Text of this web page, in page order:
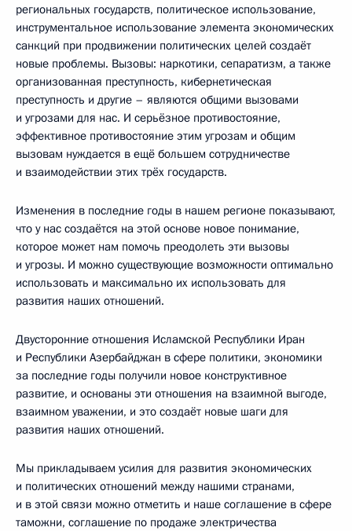
региональных государств, политическое использование,
инструментальное использование элемента экономических
санкций при продвижении политических целей создаёт
новые проблемы. Вызовы: наркотики, сепаратизм, а также
организованная преступность, кибернетическая
преступность и другие – являются общими вызовами
и угрозами для нас. И серьёзное противостояние,
эффективное противостояние этим угрозам и общим
вызовам нуждается в ещё большем сотрудничестве
и взаимодействии этих трёх государств.
Изменения в последние годы в нашем регионе показывают,
что у нас создаётся на этой основе новое понимание,
которое может нам помочь преодолеть эти вызовы
и угрозы. И можно существующие возможности оптимально
использовать и максимально их использовать для
развития наших отношений.
Двусторонние отношения Исламской Республики Иран
и Республики Азербайджан в сфере политики, экономики
за последние годы получили новое конструктивное
развитие, и основаны эти отношения на взаимной выгоде,
взаимном уважении, и это создаёт новые шаги для
развития наших отношений.
Мы прикладываем усилия для развития экономических
и политических отношений между нашими странами,
и в этой связи можно отметить и наше соглашение в сфере
таможни, соглашение по продаже электричества